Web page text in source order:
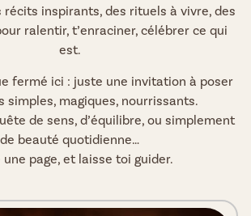
récits inspirants, des rituels à vivre, des
ralentir, t’enraciner, célébrer ce qui
est.
fermé ici : juste une invitation à poser
simples, magiques, nourrissants.
de sens, d’équilibre, ou simplement
de beauté quotidienne…
une page, et laisse toi guider.